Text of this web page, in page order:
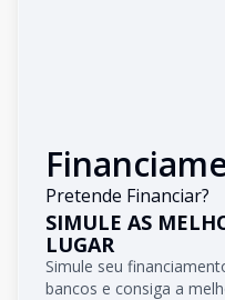
Pretende Financiar?
SIMULE AS
LUGAR
Simule seu
bancos e consiga a